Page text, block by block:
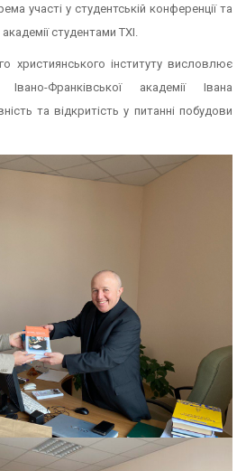
участі у студентській конференції та
студентами ТХІ.
християнського інституту висловлює
Івано-Франківської академії Івана
та відкритість у питанні побудови